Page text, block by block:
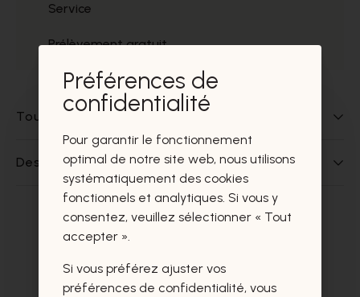
Service
Prélèvement gratuit
Tout sur ce produit
Des questions sur ce produit?
Ces produits vous intéresseront
certainement aussi.
Préférences de
confidentialité
Pour garantir le fonctionnement
optimal de notre site web, nous utilisons
systématiquement des cookies
fonctionnels et analytiques. Si vous y
consentez, veuillez sélectionner « Tout
accepter ».
Si vous préférez ajuster vos
préférences de confidentialité, vous